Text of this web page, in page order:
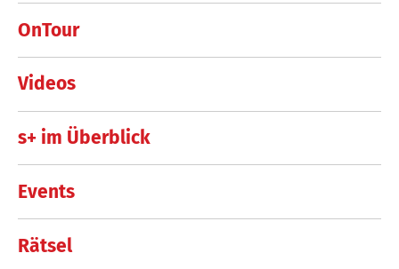
OnTour
Videos
s+ im Überblick
Events
Rätsel